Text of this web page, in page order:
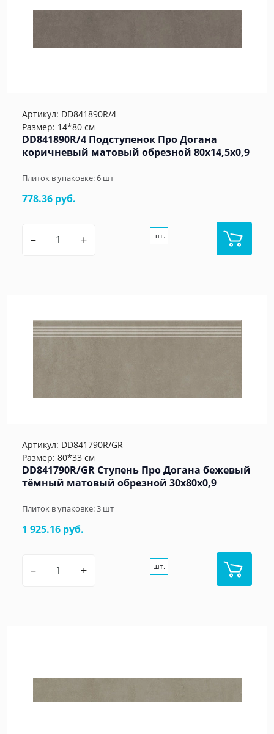
Артикул: DD841890R/4
Размер: 14*80 см
DD841890R/4 Подступенок Про Догана
коричневый матовый обрезной 80x14,5x0,9
Плиток в упаковке:6 шт
778.36 руб.
– + шт.
Артикул: DD841790R/GR
Размер: 80*33 см
DD841790R/GR Ступень Про Догана бежевый
тёмный матовый обрезной 30x80x0,9
Плиток в упаковке:3 шт
1 925.16 руб.
– + шт.